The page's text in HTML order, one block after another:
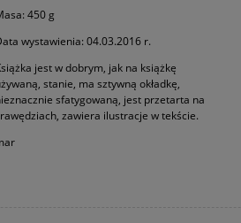
450 g
wystawienia: 04.03.2016 r.
jest w dobrym, jak na książkę
stanie, ma sztywną okładkę,
sfatygowaną, jest przetarta na
zawiera ilustracje w tekście.